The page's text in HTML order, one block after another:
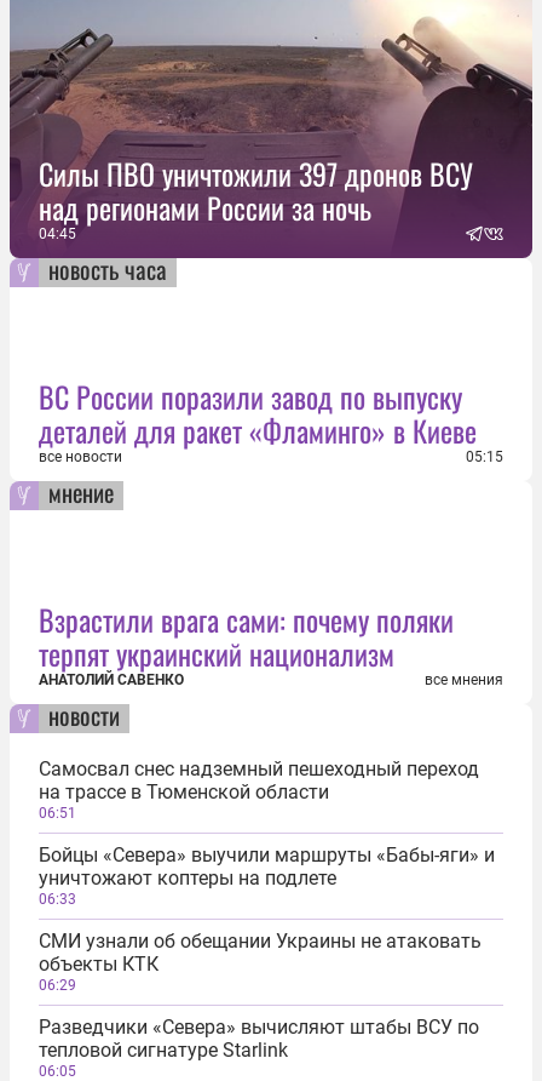
Силы ПВО уничтожили 397 дронов ВСУ
над регионами России за ночь
04:45
новость часа
ВС России поразили завод по выпуску
деталей для ракет «Фламинго» в Киеве
все новости 05:15
мнение
Взрастили врага сами: почему поляки
терпят украинский национализм
АНАТОЛИЙ САВЕНКО все мнения
новости
Самосвал снес надземный пешеходный переход
на трассе в Тюменской области
06:51
Бойцы «Севера» выучили маршруты «Бабы-яги» и
уничтожают коптеры на подлете
06:33
СМИ узнали об обещании Украины не атаковать
объекты КТК
06:29
Разведчики «Севера» вычисляют штабы ВСУ по
тепловой сигнатуре Starlink
06:05